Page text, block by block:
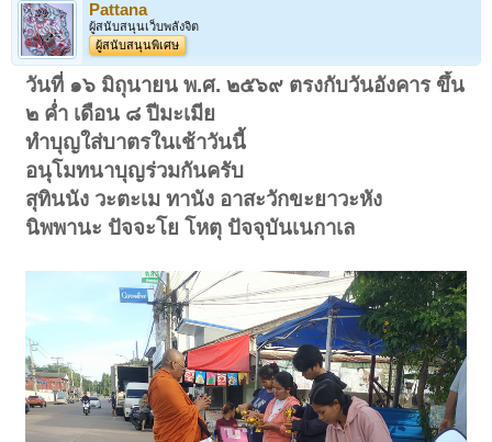
Pattana
ผู้สนับสนุนเว็บพลังจิต
ผู้สนับสนุนพิเศษ
วันที่ ๑๖ มิถุนายน พ.ศ. ๒๕๖๙ ตรงกับวันอังคาร ขึ้น
๒ ค่ำ เดือน ๘ ปีมะเมีย
ทำบุญใส่บาตรในเช้าวันนี้
อนุโมทนาบุญร่วมกันครับ
สุทินนัง วะตะเม ทานัง อาสะวักขะยาวะหัง
นิพพานะ ปัจจะโย โหตุ ปัจจุบันเนกาเล